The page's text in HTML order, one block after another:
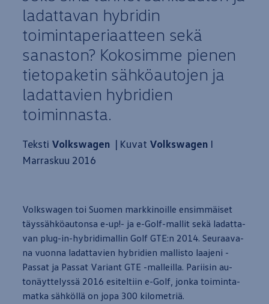
ladattavan hybridin
toimintaperiaatteen sekä
sanaston? Kokosimme pienen
tietopaketin sähköautojen ja
ladattavien hybridien
toiminnasta.
Teksti Volkswagen| Kuvat VolkswagenI
Marraskuu 2016
Volkswagen toi Suo­men mark­ki­noil­le en­simmäiset
täyssähköau­ton­sa e-up!- ja e-Golf-mal­lit sekä la­dat­ta­
van plug-in-hy­bri­di­mal­lin Golf GTE:n 2014. Seu­raa­va­
na vuon­na la­dat­ta­vien hy­bri­dien mal­lis­to laa­je­ni ­
Passat ja Passat Va­riant GTE -mal­leil­la. Pa­rii­sin au­
tonäyt­te­lyssä 2016 esi­tel­tiin e-Golf, jon­ka toi­min­ta­
mat­ka sähköllä on jopa 300 ki­lo­met­riä.